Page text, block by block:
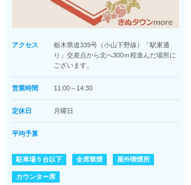
アクセス
栃木県道339号（小山下野線）「駅東通
り」交差点から北へ300ｍ程進んだ場所に
ございます。
営業時間 11:00～14:30
定休日 月曜日
平均予算
駐車場５台以下 全席禁煙 屋外喫煙所
カウンター席